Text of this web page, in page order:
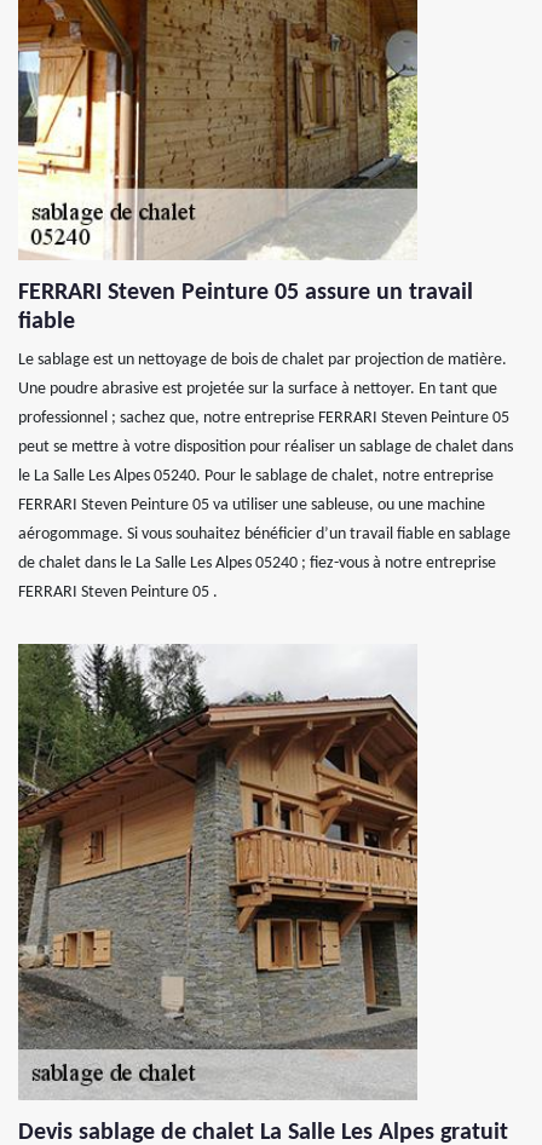
FERRARI Steven Peinture 05 assure un travail
fiable
Le sablage est un nettoyage de bois de chalet par projection de matière.
Une poudre abrasive est projetée sur la surface à nettoyer. En tant que
professionnel ; sachez que, notre entreprise FERRARI Steven Peinture 05
peut se mettre à votre disposition pour réaliser un sablage de chalet dans
le La Salle Les Alpes 05240. Pour le sablage de chalet, notre entreprise
FERRARI Steven Peinture 05 va utiliser une sableuse, ou une machine
aérogommage. Si vous souhaitez bénéficier d’un travail fiable en sablage
de chalet dans le La Salle Les Alpes 05240 ; fiez-vous à notre entreprise
FERRARI Steven Peinture 05 .
Devis sablage de chalet La Salle Les Alpes gratuit